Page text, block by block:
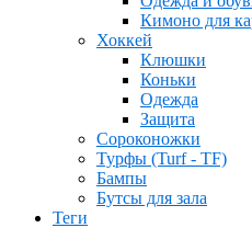
Кимоно для
Хоккей
Клюшки
Коньки
Одежда
Защита
Сороконожки
Турфы (Turf - TF)
Бампы
Бутсы для зала
Теги